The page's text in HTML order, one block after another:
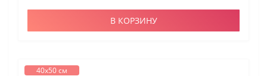
В КОРЗИНУ
40х50 см